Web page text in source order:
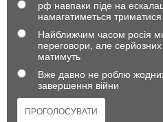
рф навпаки піде на
намагатиметься
Найближчим часом росія
переговори, але серйозних
матимуть
Вже давно не роблю
завершення війни